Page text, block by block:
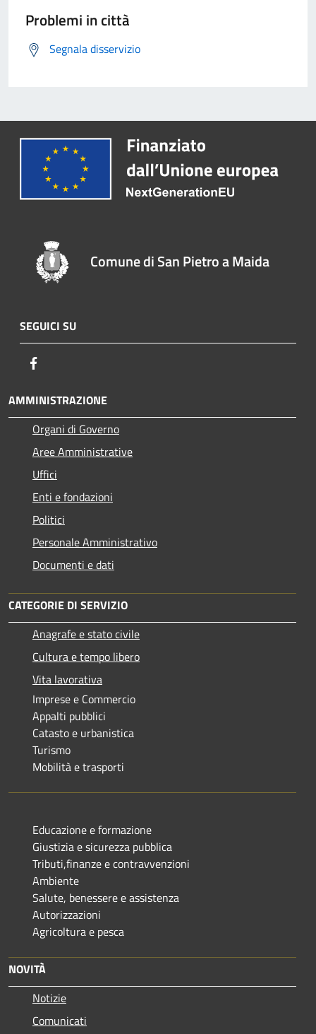
Problemi in città
Segnala disservizio
Comune di San Pietro a Maida
SEGUICI SU
AMMINISTRAZIONE
Organi di Governo
Aree Amministrative
Uffici
Enti e fondazioni
Politici
Personale Amministrativo
Documenti e dati
CATEGORIE DI SERVIZIO
Anagrafe e stato civile
Cultura e tempo libero
Vita lavorativa
Imprese e Commercio
Appalti pubblici
Catasto e urbanistica
Turismo
Mobilità e trasporti
Educazione e formazione
Giustizia e sicurezza pubblica
Tributi,finanze e contravvenzioni
Ambiente
Salute, benessere e assistenza
Autorizzazioni
Agricoltura e pesca
NOVITÀ
Notizie
Comunicati